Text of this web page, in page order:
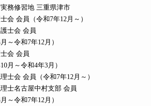
務修習地 三重県津市
会 会員
（令和7年12月～）
士会 会員
～令和7年12月）
会 会員
月～令和4年3月）
士会 会員
（令和7年12月～）
士名古屋中村支部 会員
～令和7年12月）